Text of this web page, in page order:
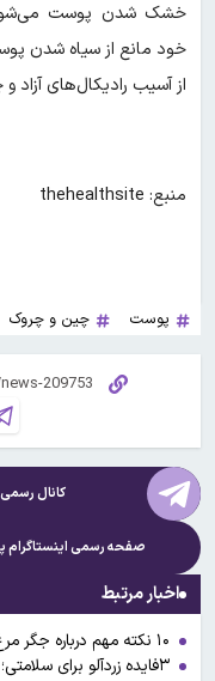
خشک شدن پوست می‌شود.
از آسیب رادیکال‌های
منبع: thehealthsite
پوست چین و چروک
کانال
صفحه رسمی اینستاگرام
اخبار مرتبط
۱۰ نکته مهم درباره جگر مرغ/ فواید و معایب این ماده غذایی
۳فایده زردآلو برای سلامتی؛ از محافظت از پوست تا هضم غذا